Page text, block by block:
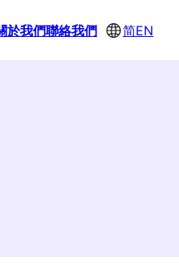
於我們聯絡我們 简EN